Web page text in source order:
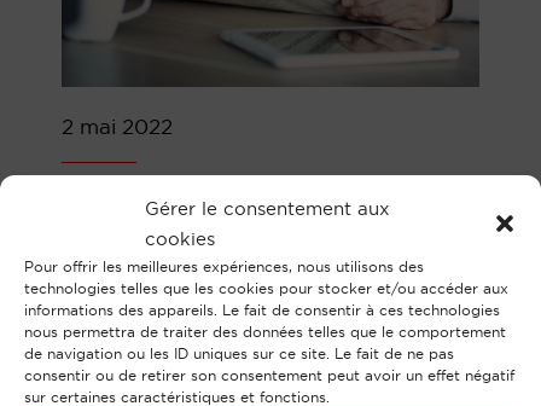
Gérer le consentement aux
cookies
Pour offrir les meilleures expériences, nous utilisons des
technologies telles que les cookies pour stocker et/ou accéder aux
informations des appareils. Le fait de consentir à ces technologies
nous permettra de traiter des données telles que le comportement
de navigation ou les ID uniques sur ce site. Le fait de ne pas
consentir ou de retirer son consentement peut avoir un effet négatif
sur certaines caractéristiques et fonctions.
2 mai 2022
notre réseau de cabinets d’avocats
partenaires à l’étranger, se tient le 6 mai
à Lisbonne.
Nous y retrouverons nos 16 partenaires
indépendants : Angleterre (Black Graf